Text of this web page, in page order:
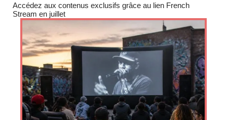
Accédez aux contenus exclusifs grâce au lien French
Stream en juillet